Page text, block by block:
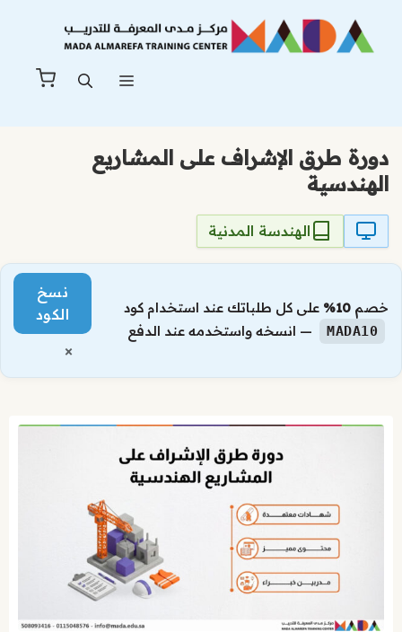
المحتوى
دورة طرق الإشراف على المشاريع
الهندسية
الهندسة المدنية
خصم 10% على كل طلباتك عند استخدام كود
MADA10 — انسخه واستخدمه عند الدفع
نسخ
الكود
×